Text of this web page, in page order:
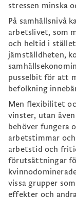
stressen minska
På samhällsnivå
arbetslivet, som
och heltid i
jämställdheten,
pusselbit för att
befolkning
Men flexibilitet
vinster, utan
behöver fungera
arbetstimmar och
arbetstid och
förutsättningar
vissa grupper
effekter och